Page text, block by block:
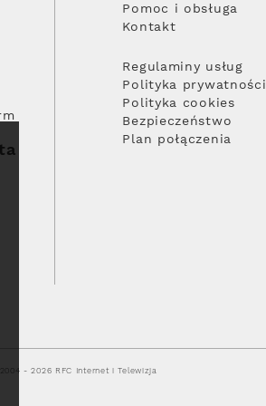
Pomoc i obsługa
Kontakt
Regulaminy usług
Polityka prywatności
Polityka cookies
Bezpieczeństwo
Plan połączenia
- 2026 RFC Internet i Telewizja